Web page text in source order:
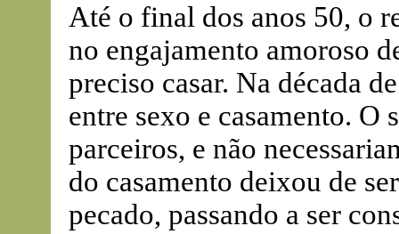
Até o final dos anos 50, o
no engajamento amoroso
preciso casar. Na década
entre sexo e casamento. O
parceiros, e não
do casamento deixou de
pecado, passando a ser